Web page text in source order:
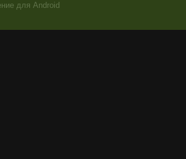
для Android